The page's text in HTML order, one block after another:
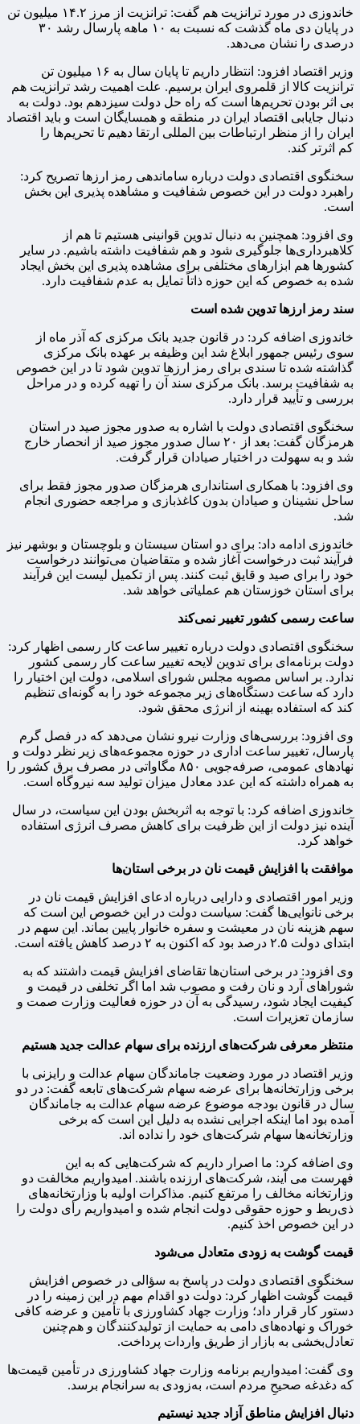
خاندوزی در مورد ترانزیت هم گفت: ترانزیت از مرز ۱۴.۲ میلیون تن
در پایان دی ماه گذشت که نسبت به ۱۰ ماهه پارسال رشد ۳۰
درصدی را نشان می‌دهد.
وزیر اقتصاد افزود: انتظار داریم تا پایان سال به ۱۶ میلیون تن
ترانزیت کالا از قلمروی ایران برسیم. علت اهمیت رشد ترانزیت هم
بی اثر بودن تحریم‌ها است که راه حل دولت سیزدهم بود. دولت به
دنبال جایابی اقتصاد ایران در منطقه و همسایگان است و باید اقتصاد
ایران را از منظر ارتباطات بین المللی ارتقا دهیم تا تحریم‌ها را
کم اثرتر کند.
سخنگوی اقتصادی دولت درباره ساماندهی رمز ارزها تصریح کرد:
راهبرد دولت در این خصوص شفافیت و مشاهده پذیری این بخش
است.
وی افزود: همچنین به دنبال تدوین قوانینی هستیم تا هم از
کلاهبرداری‌ها جلوگیری شود و هم شفافیت داشته باشیم. در سایر
کشورها هم ابزارهای مختلفی برای مشاهده پذیری این بخش ایجاد
شده به خصوص که این حوزه ذاتاً تمایل به عدم شفافیت دارد.
سند رمز ارزها تدوین شده است
خاندوزی اضافه کرد: در قانون جدید بانک مرکزی که آذر ماه از
سوی رئیس جمهور ابلاغ شد این وظیفه بر عهده بانک مرکزی
گذاشته شده تا سندی برای رمز ارزها تدوین شود تا در این خصوص
به شفافیت برسد. بانک مرکزی سند آن را تهیه کرده و در مراحل
بررسی و تأیید قرار دارد.
سخنگوی اقتصادی دولت با اشاره به صدور مجوز صید در استان
هرمزگان گفت: بعد از ۲۰ سال صدور مجوز صید از انحصار خارج
شد و به سهولت در اختیار صیادان قرار گرفت.
وی افزود: با همکاری استانداری هرمزگان صدور مجوز فقط برای
ساحل نشینان و صیادان بدون کاغذبازی و مراجعه حضوری انجام
شد.
خاندوزی ادامه داد: برای دو استان سیستان و بلوچستان و بوشهر نیز
فرآیند ثبت درخواست آغاز شده و متقاضیان می‌توانند درخواست
خود را برای صید و قایق ثبت کنند. پس از تکمیل لیست این فرآیند
برای استان خوزستان هم عملیاتی خواهد شد.
ساعت رسمی کشور تغییر نمی‌کند
سخنگوی اقتصادی دولت درباره تغییر ساعت کار رسمی اظهار کرد:
دولت برنامه‌ای برای تدوین لایحه تغییر ساعت کار رسمی کشور
ندارد. بر اساس مصوبه مجلس شورای اسلامی، دولت این اختیار را
دارد که ساعت دستگاه‌های زیر مجموعه خود را به گونه‌ای تنظیم
کند که استفاده بهینه از انرژی محقق شود.
وی افزود: بررسی‌های وزارت نیرو نشان می‌دهد که در فصل گرم
پارسال، تغییر ساعت اداری در حوزه مجموعه‌های زیر نظر دولت و
نهادهای عمومی، صرفه‌جویی ۸۵۰ مگاواتی در مصرف برق کشور را
به همراه داشته که این عدد معادل میزان تولید سه نیروگاه است.
خاندوزی اضافه کرد: با توجه به اثربخش بودن این سیاست، در سال
آینده نیز دولت از این ظرفیت برای کاهش مصرف انرژی استفاده
خواهد کرد.
موافقت با افزایش قیمت نان در برخی استان‌ها
وزیر امور اقتصادی و دارایی درباره ادعای افزایش قیمت نان در
برخی نانوایی‌ها گفت: سیاست دولت در این خصوص این است که
سهم هزینه نان در معیشت و سفره خانوار پایین بماند. این سهم در
ابتدای دولت ۲.۵ درصد بود که اکنون به ۲ درصد کاهش یافته است.
وی افزود: در برخی استان‌ها تقاضای افزایش قیمت داشتند که به
شوراهای آرد و نان رفت و مصوب شد اما اگر تخلفی در قیمت و
کیفیت ایجاد شود، رسیدگی به آن در حوزه فعالیت وزارت صمت و
سازمان تعزیرات است.
منتظر معرفی شرکت‌های ارزنده برای سهام عدالت جدید هستیم
وزیر اقتصاد در مورد وضعیت جاماندگان سهام عدالت و رایزنی با
برخی وزارتخانه‌ها برای عرضه سهام شرکت‌های تابعه گفت: در دو
سال در قانون بودجه موضوع عرضه سهام عدالت به جاماندگان
آمده بود اما اینکه اجرایی نشده به دلیل این است که برخی
وزارتخانه‌ها سهام شرکت‌های خود را نداده اند.
وی اضافه کرد: ما اصرار داریم که شرکت‌هایی که به این
فهرست می آیند، شرکت‌های ارزنده باشند. امیدواریم مخالفت دو
وزارتخانه مخالف را مرتفع کنیم. مذاکرات اولیه با وزارتخانه‌های
ذی‌ربط و حوزه حقوقی دولت انجام شده و امیدواریم رأی دولت را
در این خصوص اخذ کنیم.
قیمت گوشت به زودی متعادل می‌شود
سخنگوی اقتصادی دولت در پاسخ به سؤالی در خصوص افزایش
قیمت گوشت اظهار کرد: دولت دو اقدام مهم در این زمینه را در
دستور کار قرار داد؛ وزارت جهاد کشاورزی با تأمین و عرضه کافی
خوراک و نهاده‌های دامی به حمایت از تولیدکنندگان و هم‌چنین
تعادل‌بخشی به بازار از طریق واردات پرداخت.
وی گفت: امیدواریم برنامه وزارت جهاد کشاورزی در تأمین قیمت‌ها
که دغدغه صحیحِ مردم است، به‌زودی به سرانجام برسد.
دنبال افزایش مناطق آزاد جدید نیستیم